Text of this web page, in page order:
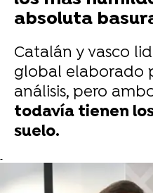
absoluta
Catalán y vasco
global elaborado
análisis, pero
todavía tienen
suelo.
-